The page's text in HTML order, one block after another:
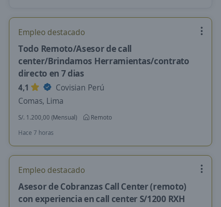
Empleo destacado
Todo Remoto/Asesor de call
center/Brindamos Herramientas/contrato
directo en 7 dias
4,1
Covisian Perú
Comas, Lima
S/. 1.200,00 (Mensual)
Remoto
Hace 7 horas
Empleo destacado
Asesor de Cobranzas Call Center (remoto)
con experiencia en call center S/1200 RXH